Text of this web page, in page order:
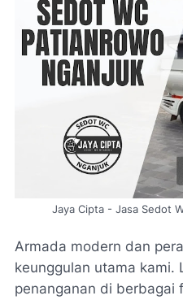
Jaya Cipta - Jasa Sedot
Armada modern dan
keunggulan utama kami.
penanganan di berbagai